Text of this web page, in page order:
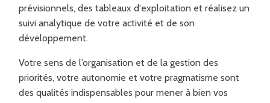
prévisionnels, des tableaux d'exploitation et réalisez un
suivi analytique de votre activité et de son
développement.
Votre sens de l’organisation et de la gestion des
priorités, votre autonomie et votre pragmatisme sont
des qualités indispensables pour mener à bien vos